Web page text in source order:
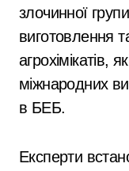
злочинної
виготовлення
агрохімікатів,
міжнародних
в БЕБ.
Експерти